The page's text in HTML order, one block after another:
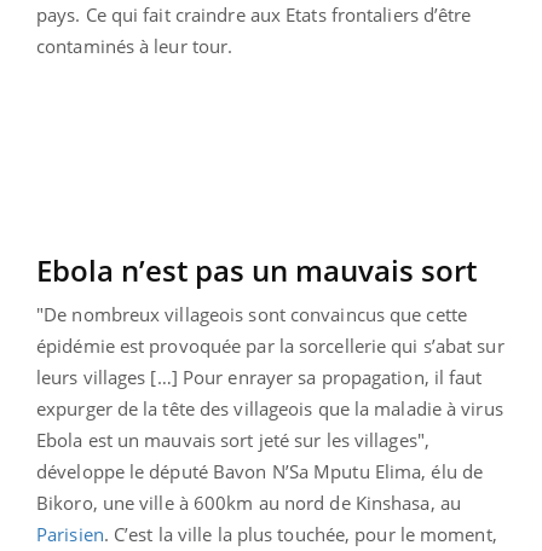
pays. Ce qui fait craindre aux Etats frontaliers d’être
contaminés à leur tour.
Ebola n’est pas un mauvais sort
"De nombreux villageois sont convaincus que cette
épidémie est provoquée par la sorcellerie qui s’abat sur
leurs villages […] Pour enrayer sa propagation, il faut
expurger de la tête des villageois que la maladie à virus
Ebola est un mauvais sort jeté sur les villages",
développe le député Bavon N’Sa Mputu Elima, élu de
Bikoro, une ville à 600km au nord de Kinshasa, au
Parisien. C’est la ville la plus touchée, pour le moment,